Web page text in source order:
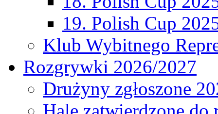
19. Polish Cup
Klub Wybitnego
Rozgrywki 2026/2027
Drużyny zgłoszone